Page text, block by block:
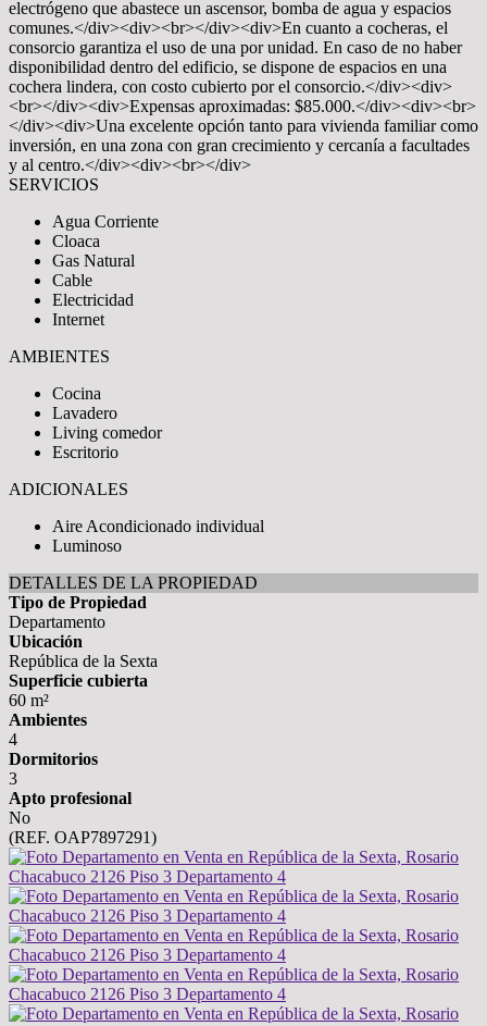
electrógeno que abastece un ascensor, bomba de agua y espacios
comunes.</div><div><br></div><div>En cuanto a cocheras, el
consorcio garantiza el uso de una por unidad. En caso de no haber
disponibilidad dentro del edificio, se dispone de espacios en una
cochera lindera, con costo cubierto por el consorcio.</div><div>
<br></div><div>Expensas aproximadas: $85.000.</div><div><br>
</div><div>Una excelente opción tanto para vivienda familiar como
inversión, en una zona con gran crecimiento y cercanía a facultades
y al centro.</div><div><br></div>
SERVICIOS
Agua Corriente
Cloaca
Gas Natural
Cable
Electricidad
Internet
AMBIENTES
Cocina
Lavadero
Living comedor
Escritorio
ADICIONALES
Aire Acondicionado individual
Luminoso
DETALLES DE LA PROPIEDAD
Tipo de Propiedad
Departamento
Ubicación
República de la Sexta
Superficie cubierta
60 m²
Ambientes
4
Dormitorios
3
Apto profesional
No
(REF. OAP7897291)